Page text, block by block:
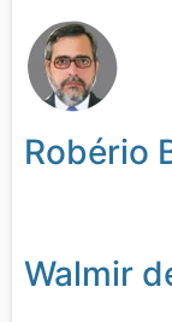
Robério
Walmir